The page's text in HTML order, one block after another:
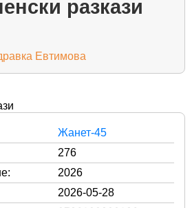
разкази
Евтимова
Жанет-45
276
2026
2026-05-28